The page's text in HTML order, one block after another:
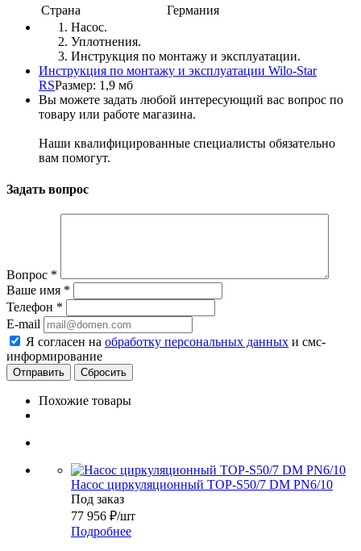
Страна
Германия
Насос.
Уплотнения.
Инструкция по монтажу и эксплуатации.
Инструкция по монтажу и эксплуатации Wilo-Star
RSРазмер: 1,9 мб
Вы можете задать любой интересующий вас вопрос по
товару или работе магазина.
Наши квалифицированные специалисты обязательно
вам помогут.
Задать вопрос
Вопрос *
Ваше имя *
Телефон *
E-mail
Я согласен на обработку персональных данных и смс-
информирование
Сбросить
Похожие товары
Насос циркуляционный TOP-S50/7 DM PN6/10
Под заказ
77 956 ₽/шт
Подробнее